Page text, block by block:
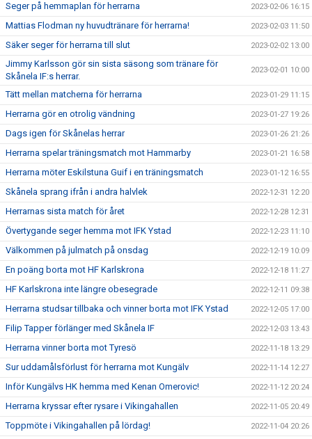
Seger på hemmaplan för herrarna 2023-02-06 16:15
Mattias Flodman ny huvudtränare för herrarna! 2023-02-03 11:50
Säker seger för herrarna till slut 2023-02-02 13:00
Jimmy Karlsson gör sin sista säsong som tränare för
Skånela IF:s herrar.
2023-02-01 10:00
Tätt mellan matcherna för herrarna 2023-01-29 11:15
Herrarna gör en otrolig vändning 2023-01-27 19:26
Dags igen för Skånelas herrar 2023-01-26 21:26
Herrarna spelar träningsmatch mot Hammarby 2023-01-21 16:58
Herrarna möter Eskilstuna Guif i en träningsmatch 2023-01-12 16:55
Skånela sprang ifrån i andra halvlek 2022-12-31 12:20
Herrarnas sista match för året 2022-12-28 12:31
Övertygande seger hemma mot IFK Ystad 2022-12-23 11:10
Välkommen på julmatch på onsdag 2022-12-19 10:09
En poäng borta mot HF Karlskrona 2022-12-18 11:27
HF Karlskrona inte längre obesegrade 2022-12-11 09:38
Herrarna studsar tillbaka och vinner borta mot IFK Ystad 2022-12-05 17:00
Filip Tapper förlänger med Skånela IF 2022-12-03 13:43
Herrarna vinner borta mot Tyresö 2022-11-18 13:29
Sur uddamålsförlust för herrarna mot Kungälv 2022-11-14 12:27
Inför Kungälvs HK hemma med Kenan Omerovic! 2022-11-12 20:24
Herrarna kryssar efter rysare i Vikingahallen 2022-11-05 20:49
Toppmöte i Vikingahallen på lördag! 2022-11-04 20:26